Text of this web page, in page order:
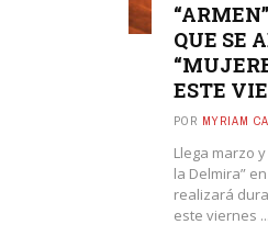
QUE SE
ESTE
POR MYRIAM
Llega marzo
la Delmira”
realizará
este viernes ...